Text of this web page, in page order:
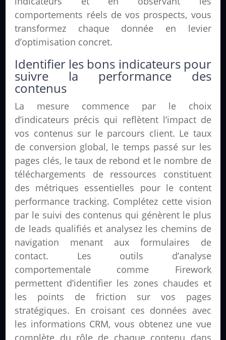
comportements réels de vos prospects, vous
transformez chaque donnée en levier
d’optimisation concret.
Identifier les bons indicateurs pour
suivre la performance des
contenus
La mesure commence par le choix
d’indicateurs précis qui reflètent l’impact de
vos contenus sur le parcours client. Le taux
de conversion global, le temps passé sur les
pages clés, le taux de rebond et le nombre de
téléchargements de ressources constituent
des métriques essentielles pour le content
performance tracking. Complétez cette vision
par le suivi des contenus qui génèrent le plus
de leads qualifiés et analysez les chemins de
navigation menant aux formulaires de
contact. Les outils d’analyse
comportementale comme Firework
permettent d’identifier les zones chaudes et
les points de friction sur vos pages
stratégiques. En croisant ces données avec
les informations CRM, vous obtenez une vue
complète du rôle de chaque contenu dans